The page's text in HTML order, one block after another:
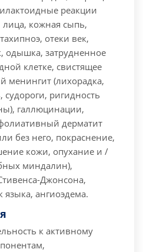
реакции
кожная сыпь,
отеки век,
одышка, затрудненное
клетке, свистящее
менингит (лихорадка,
судороги, ригидность
галлюцинации,
дерматит
без него, покраснение,
кожи, опухание и /
миндалин),
Джонсона,
языка, ангиоэдема.
к активному